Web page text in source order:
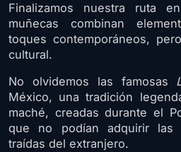
Finalizamos nuestra ruta
muñecas combinan
toques contemporáneos,
cultural.
No olvidemos las famosas
México, una tradición
maché, creadas durante el
que no podían adquirir las
traídas del extranjero.